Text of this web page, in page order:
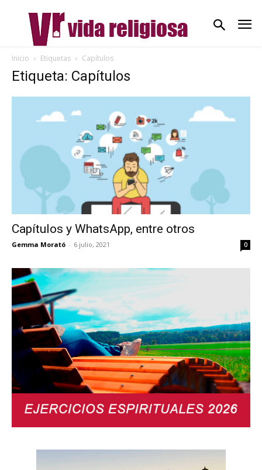
Inicio Etiquetas Capítulos
Etiqueta: Capítulos
Capítulos y WhatsApp, entre otros
Gemma Morató - 6 julio, 2021 0